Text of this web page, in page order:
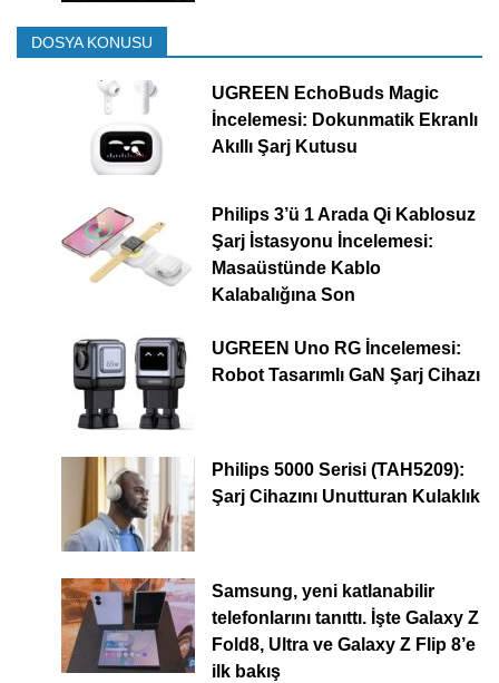
DOSYA KONUSU
UGREEN EchoBuds Magic
İncelemesi: Dokunmatik Ekranlı
Akıllı Şarj Kutusu
Philips 3’ü 1 Arada Qi Kablosuz
Şarj İstasyonu İncelemesi:
Masaüstünde Kablo
Kalabalığına Son
UGREEN Uno RG İncelemesi:
Robot Tasarımlı GaN Şarj Cihazı
Philips 5000 Serisi (TAH5209):
Şarj Cihazını Unutturan Kulaklık
Samsung, yeni katlanabilir
telefonlarını tanıttı. İşte Galaxy Z
Fold8, Ultra ve Galaxy Z Flip 8’e
ilk bakış